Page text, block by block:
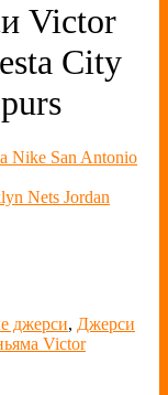
Victor
City
Nike San Antonio
Nets Jordan
джерси, Джерси
Victor